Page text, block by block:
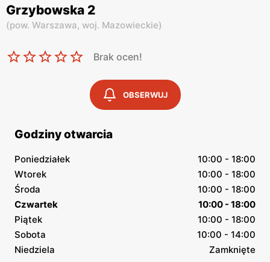
Grzybowska 2
(pow. Warszawa, woj. Mazowieckie)
Brak ocen!
OBSERWUJ
Godziny otwarcia
Poniedziałek
10:00 - 18:00
Wtorek
10:00 - 18:00
Środa
10:00 - 18:00
Czwartek
10:00 - 18:00
Piątek
10:00 - 18:00
Sobota
10:00 - 14:00
Niedziela
Zamknięte